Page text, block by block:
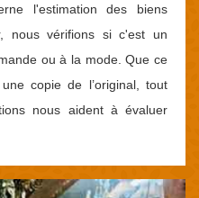
l'estimation des biens
nous vérifions si c'est un
ou à la mode. Que ce
copie de l’original, tout
nous aident à évaluer